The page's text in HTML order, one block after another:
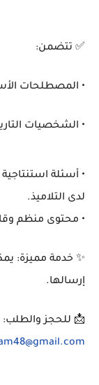
✅ تتضمن:
• المصطلحات
• الشخصيات
• أسئلة
لدى التلاميذ.
• محتوى منظم
✨ خدمة مميزة:
إرسالها.
📩 للحجز والطلب: